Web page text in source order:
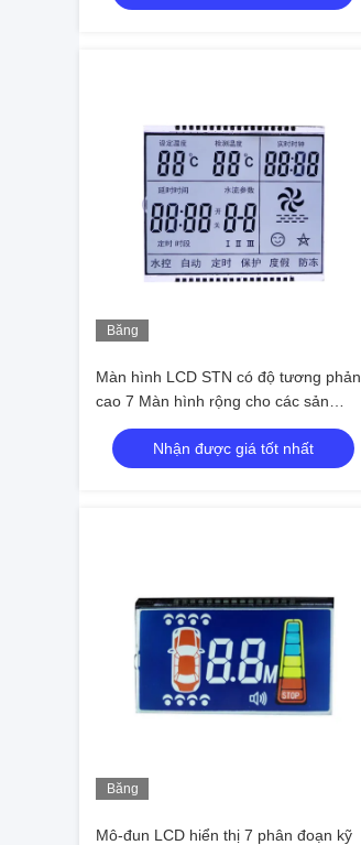
Băng
Màn hình LCD STN có độ tương phản
cao 7 Màn hình rộng cho các sản
phẩm điện tử
Nhận được giá tốt nhất
Băng
Mô-đun LCD hiển thị 7 phân đoạn kỹ